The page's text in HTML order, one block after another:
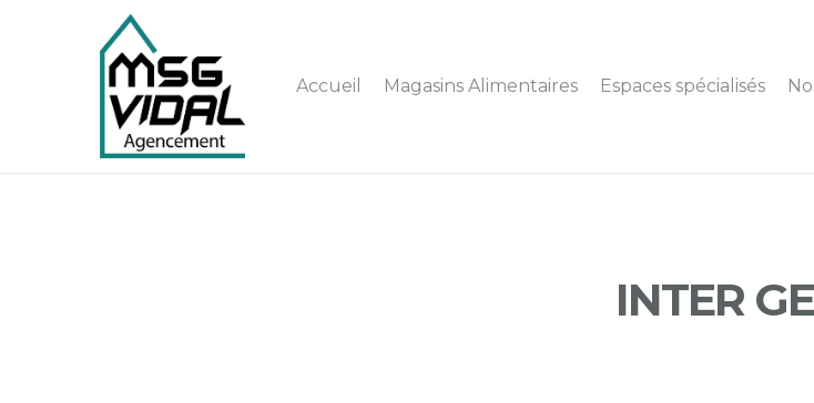
Accueil Magasins Alimentaires Espaces spécialisés
INTER